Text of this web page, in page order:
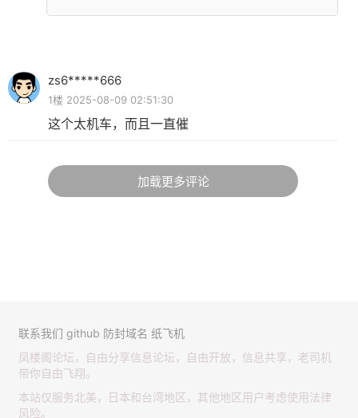
zs6*****666
1楼 2025-08-09 02:51:30
这个太机车，而且一直催
加载更多评论
联系我们 github 防封域名 纸飞机
凤楼阁论坛，自由分享信息论坛，自由开放，信息共享，老司机
带你自由飞翔。
本站仅服务北美，日本和台湾地区，其他地区用户考虑使用法律
风险。